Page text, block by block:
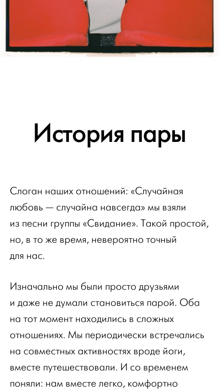
История пары
Слоган наших отношений: «Случайная
любовь — случайна навсегда» мы взяли
из песни группы «Свидание». Такой простой,
но, в то же время, невероятно точный
для нас.
Изначально мы были просто друзьями
и даже не думали становиться парой. Оба
на тот момент находились в сложных
отношениях. Мы периодически встречались
на совместных активностях вроде йоги,
вместе путешествовали. И со временем
поняли: нам вместе легко, комфортно